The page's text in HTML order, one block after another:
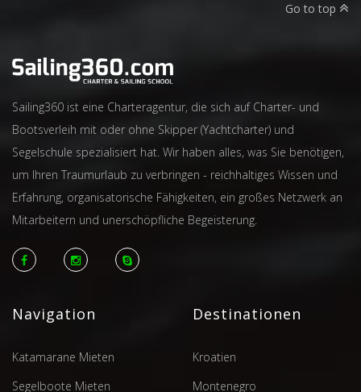
Go to top
Sailing360 ist eine Charteragentur, die sich auf Charter- und
Bootsverleih mit oder ohne Skipper (Yachtcharter) und
Segelschule spezialisiert hat. Wir haben alles, was Sie benötigen,
um Ihren Traumurlaub zu verbringen - reichhaltiges Wissen und
Erfahrung, organisatorische Fähigkeiten, ein großes Netzwerk an
Mitarbeitern und unerschöpfliche Begeisterung.
Navigation
Katamarane Mieten
Segelboote Mieten
Destinationen
Kroatien
Montenegro